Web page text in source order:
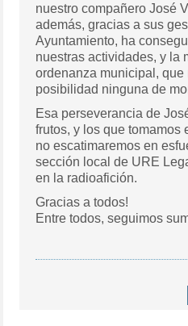
nuestro compañero José
además, gracias a sus
Ayuntamiento, ha
nuestras actividades, y la
ordenanza municipal, que
posibilidad ninguna de
Esa perseverancia de
frutos, y los que tomamos
no escatimaremos en
sección local de URE
en la radioafición.
Gracias a todos!
Entre todos, seguimos